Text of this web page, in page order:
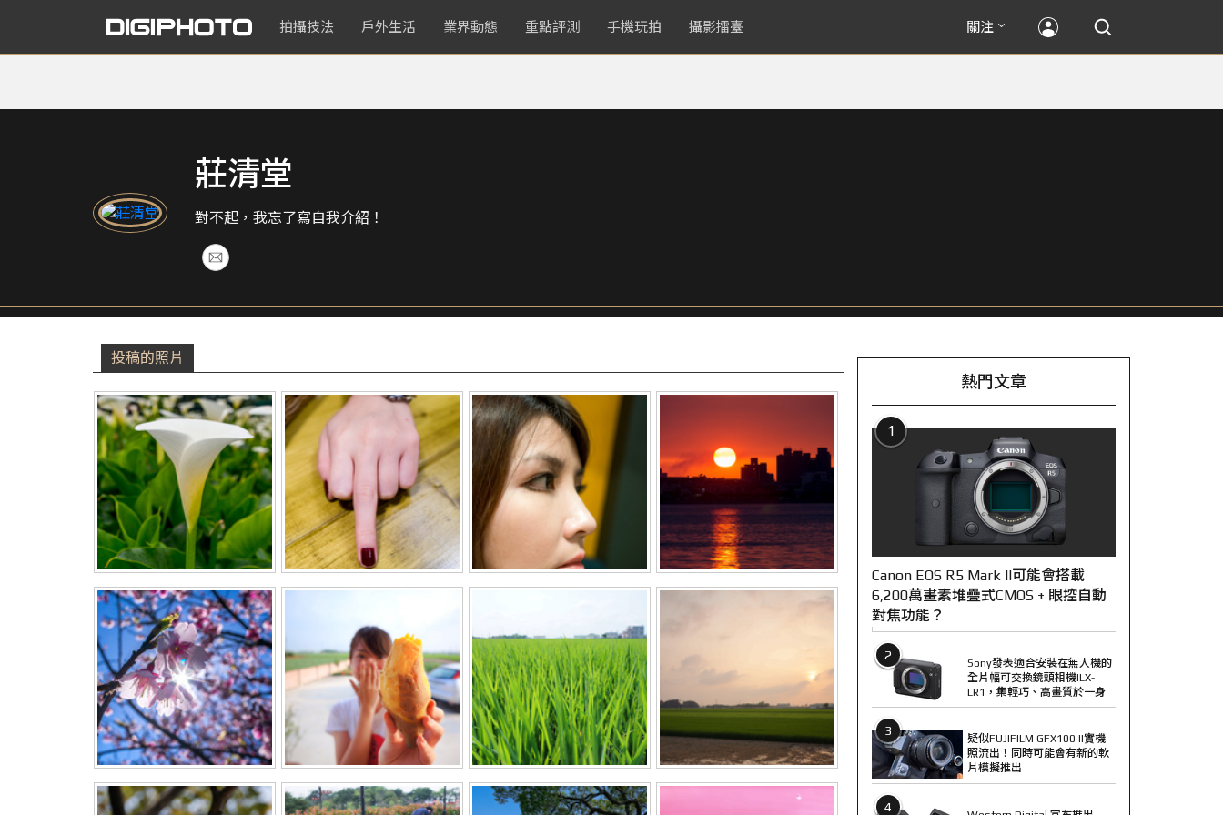
拍攝技法 戶外生活 業界動態 重點評測 手機玩拍 攝影擂臺 關注
莊清堂
對不起，我忘了寫自我介紹！
投稿的照片
熱門文章
1
Canon EOS R5 Mark II可能會搭載
6,200萬畫素堆疊式CMOS + 眼控自動
對焦功能？
2
Sony發表適合安裝在無人機的
全片幅可交換鏡頭相機ILX-
LR1，集輕巧、高畫質於一身
3
疑似FUJIFILM GFX100 II實機
照流出！同時可能會有新的軟
片模擬推出
4